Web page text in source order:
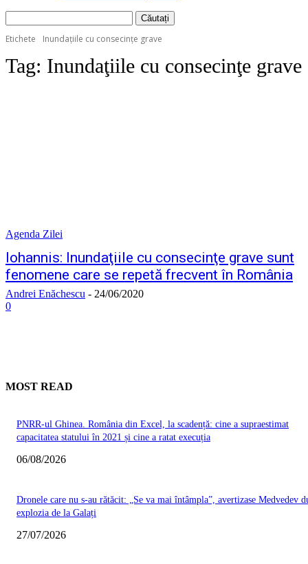
Etichete Inundaţiile cu consecinţe grave
Tag: Inundaţiile cu consecinţe grave
Agenda Zilei
Iohannis: Inundaţiile cu consecinţe grave sunt
fenomene care se repetă frecvent în România
Andrei Enăchescu - 24/06/2020
0
MOST READ
PNRR-ul Ghinea. România din Excel, la scadență: cine a supraestimat
capacitatea statului în 2021 și cine a ratat execuția
06/08/2026
Dronele care nu s-au rătăcit: „Se va mai întâmpla”, avertizase Medvedev
explozia de la Galați
27/07/2026